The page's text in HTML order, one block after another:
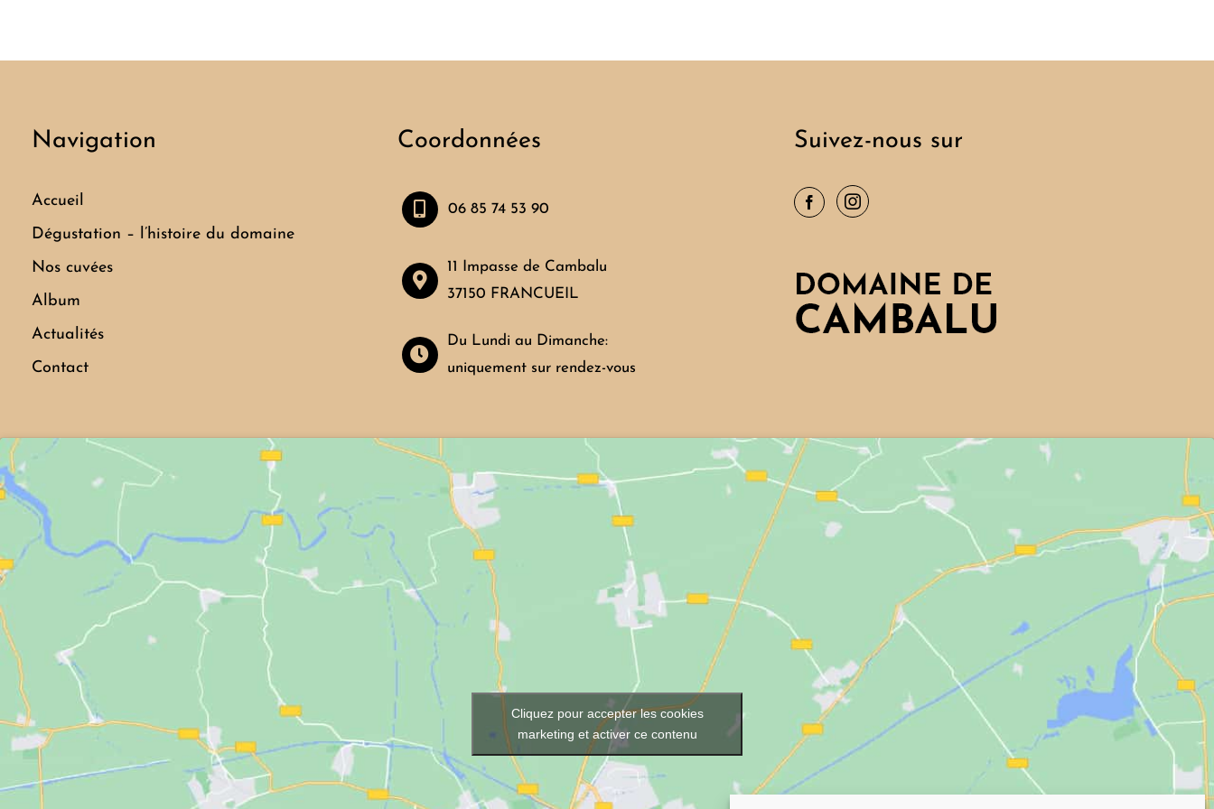
Navigation
Accueil
Dégustation – l’histoire du domaine
Nos cuvées
Album
Actualités
Contact
Coordonnées
06 85 74 53 90
11 Impasse de Cambalu
37150 FRANCUEIL
Du Lundi au Dimanche:
uniquement sur rendez-vous
Suivez-nous sur
Cliquez pour accepter les cookies
marketing et activer ce contenu